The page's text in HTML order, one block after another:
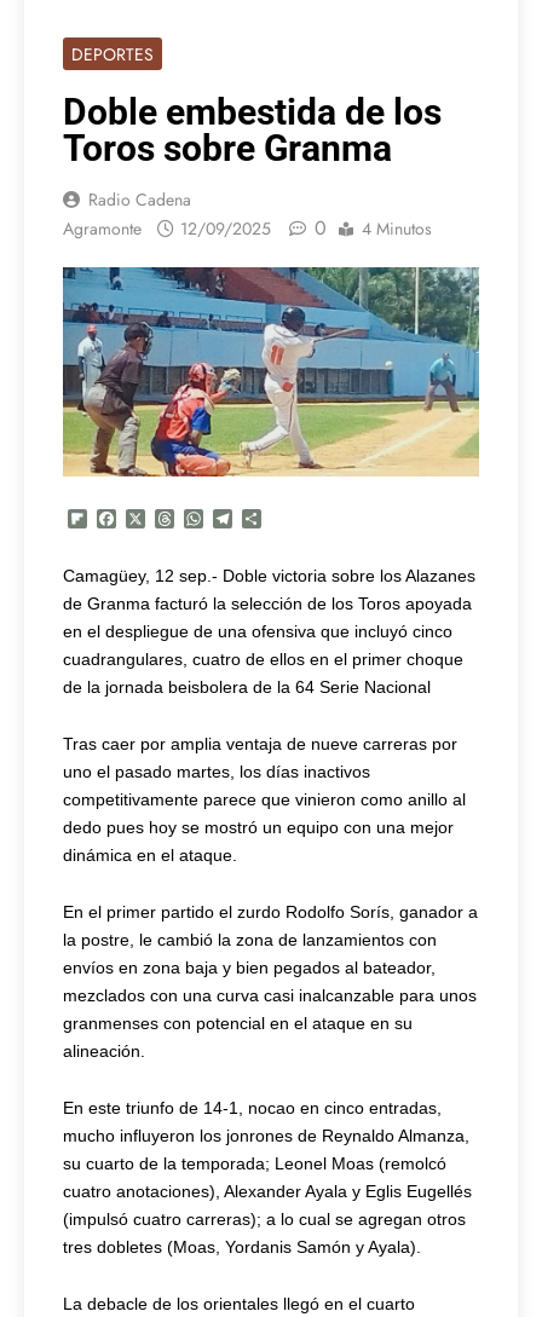
DEPORTES
Doble embestida de los
Toros sobre Granma
Radio Cadena
Agramonte
12/09/2025 0 4 Minutos
Flipboard
FacebookThreadsWhatsApp
Telegram
Camagüey, 12 sep.- Doble victoria sobre los Alazanes
de Granma facturó la selección de los Toros apoyada
en el despliegue de una ofensiva que incluyó cinco
cuadrangulares, cuatro de ellos en el primer choque
de la jornada beisbolera de la 64 Serie Nacional
Tras caer por amplia ventaja de nueve carreras por
uno el pasado martes, los días inactivos
competitivamente parece que vinieron como anillo al
dedo pues hoy se mostró un equipo con una mejor
dinámica en el ataque.
En el primer partido el zurdo Rodolfo Sorís, ganador a
la postre, le cambió la zona de lanzamientos con
envíos en zona baja y bien pegados al bateador,
mezclados con una curva casi inalcanzable para unos
granmenses con potencial en el ataque en su
alineación.
En este triunfo de 14-1, nocao en cinco entradas,
mucho influyeron los jonrones de Reynaldo Almanza,
su cuarto de la temporada; Leonel Moas (remolcó
cuatro anotaciones), Alexander Ayala y Eglis Eugellés
(impulsó cuatro carreras); a lo cual se agregan otros
tres dobletes (Moas, Yordanis Samón y Ayala).
La debacle de los orientales llegó en el cuarto